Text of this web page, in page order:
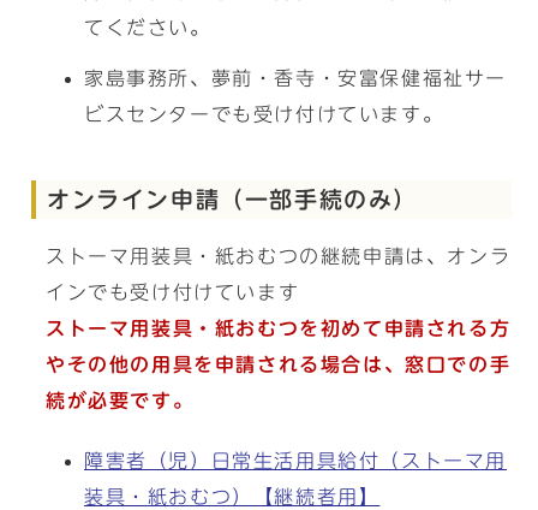
てください。
家島事務所、夢前・香寺・安富保健福祉サー
ビスセンターでも受け付けています。
オンライン申請（一部手続のみ）
ストーマ用装具・紙おむつの継続申請は、オンラ
インでも受け付けています
ストーマ用装具・紙おむつを初めて申請される方
やその他の用具を申請される場合は、窓口での手
続が必要です。
障害者（児）日常生活用具給付（ストーマ用
装具・紙おむつ）【継続者用】